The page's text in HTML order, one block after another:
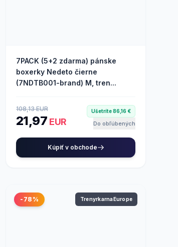
7PACK (5+2 zdarma) pánske
boxerky Nedeto čierne
(7NDTB001-brand) M, tren...
108,13 EUR
21,97 EUR
Ušetríte 86,16 €
Do obľúbených
Kúpiť v obchode
-78% TrenyrkarnaEurope